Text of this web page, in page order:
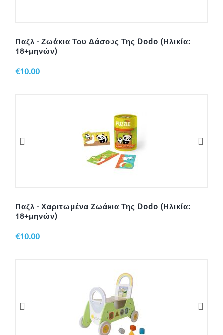
Παζλ - Ζωάκια Του Δάσους Της Dodo (Ηλικία:
18+μηνών)
€10.00
Παζλ - Χαριτωμένα Ζωάκια Της Dodo (Ηλικία:
18+μηνών)
€10.00